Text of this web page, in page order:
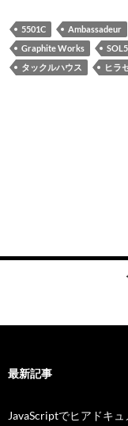
5501C Ambassadeur
Graphite Works
タックルハウス
ヒラ
ナ
ゲ
ー
最新記事
JavaScriptでヒアドキュ